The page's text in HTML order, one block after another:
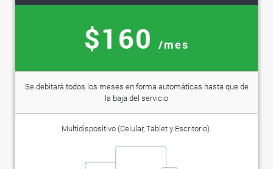
$160 /mes
Se debitará todos los meses en forma automáticas hasta que de
la baja del servicio
Multidispositivo (Celular, Tablet y Escritorio).